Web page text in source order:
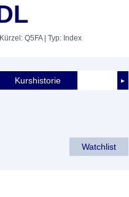
Kürzel: Q5FA| Typ: Index
►
Kurshistorie
Watchlist